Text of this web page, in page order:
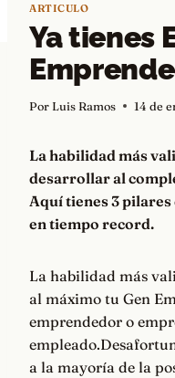
ARTICULO
Ya tienes
Por Luis Ramos 14 de
La habilidad más
desarrollar al
Aquí tienes 3
en tiempo record.
La habilidad más
al máximo tu Gen
emprendedor o
a la mayoría de la